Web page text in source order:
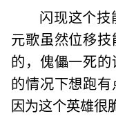
闪现这个技
元歌虽然位移
的，傀儡一死
的情况下想跑有
因为这个英雄很